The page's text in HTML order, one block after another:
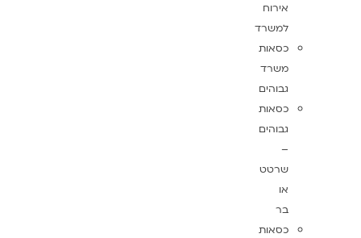
אירוח
למשרד
כסאות
משרד
גבוהים
כסאות
גבוהים
–
שרטט
או
בר
כסאות